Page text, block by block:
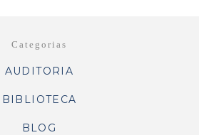
Categorias
AUDITORIA
BIBLIOTECA
BLOG